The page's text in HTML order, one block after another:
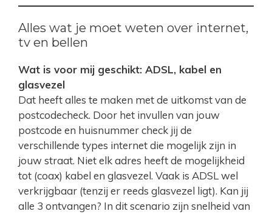
Alles wat je moet weten over internet,
tv en bellen
Wat is voor mij geschikt: ADSL, kabel en
glasvezel
Dat heeft alles te maken met de uitkomst van de
postcodecheck. Door het invullen van jouw
postcode en huisnummer check jij de
verschillende types internet die mogelijk zijn in
jouw straat. Niet elk adres heeft de mogelijkheid
tot (coax) kabel en glasvezel. Vaak is ADSL wel
verkrijgbaar (tenzij er reeds glasvezel ligt). Kan jij
alle 3 ontvangen? In dit scenario zijn snelheid van